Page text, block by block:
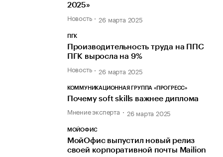
2025»
Новость 26 марта 2025
ПГК
Производительность труда на ППС
ПГК выросла на 9%
Новость 26 марта 2025
КОММУНИКАЦИОННАЯ ГРУППА «ПРОГРЕСС»
Почему soft skills важнее диплома
Мнение эксперта 26 марта 2025
МОЙОФИС
МойОфис выпустил новый релиз
своей корпоративной почты Mailion